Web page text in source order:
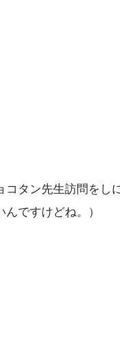
タン先生訪問をし
ですけどね。）